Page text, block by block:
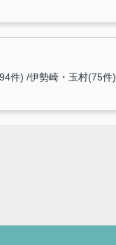
件) 伊勢崎・玉村(75件)